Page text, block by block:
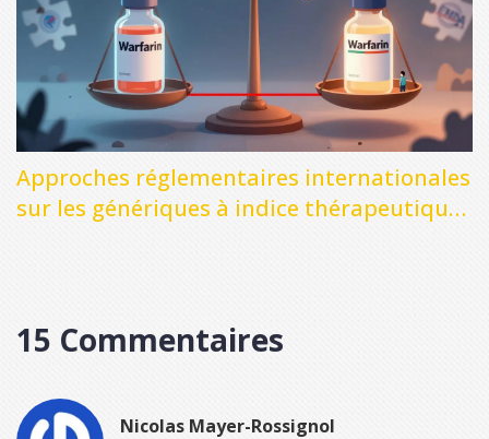
Approches réglementaires internationales
sur les génériques à indice thérapeutique
15 Commentaires
Nicolas Mayer-Rossignol